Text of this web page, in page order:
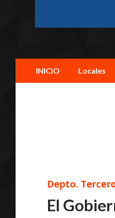
INICIO Locales
El
Depto.